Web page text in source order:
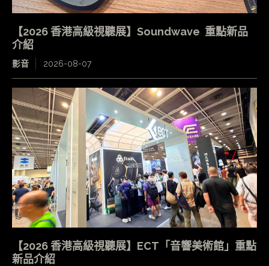
【2026 香港高級視聽展】Soundwave 重點新品
介紹
影音 2026-08-07
【2026 香港高級視聽展】ECT「音響美術館」重點
新品介紹